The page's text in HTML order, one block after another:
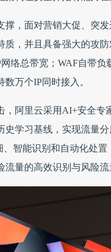
撑，面对营销大促、突
质，并且具备强大的攻
络总带宽；WAF自带
万个IP同时接入。
，阿里云采用AI+安全
史学习基线，实现流量
、智能识别和自动化处
流量的高效识别与风险